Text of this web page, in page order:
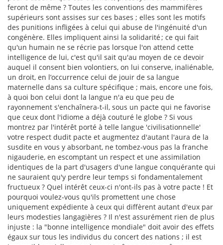
feront de même ? Toutes les conventions des mammifères
supérieurs sont assises sur ces bases ; elles sont les motifs
des punitions infligées à celui qui abuse de l'ingénuité d'un
congénère. Elles impliquent ainsi la solidarité ; ce qui fait
qu'un humain ne se récrie pas lorsque l'on attend cette
intelligence de lui, c'est qu'il sait qu'au moyen de ce devoir
auquel il consent bien volontiers, on lui conserve, inaliénable,
un droit, en l’occurrence celui de jouir de sa langue
maternelle dans sa culture spécifique ; mais, encore une fois,
à quoi bon celui dont la langue n'a eu que peu de
rayonnement s'enchaînera-t-il, sous un pacte qui ne favorise
que ceux dont l'idiome a déjà couturé le globe ? Si vous
montrez par l'intérêt porté à telle langue 'civilisationnelle'
votre respect dudit pacte et augmentez d'autant l'aura de la
susdite en vous y absorbant, ne tombez-vous pas la franche
nigauderie, en escomptant un respect et une assimilation
identiques de la part d'usagers d'une langue conquérante qui
ne sauraient qu'y perdre leur temps si fondamentalement
fructueux ? Quel intérêt ceux-ci n'ont-ils pas à votre pacte ! Et
pourquoi voulez-vous qu'ils promettent une chose
uniquement expédiente à ceux qui diffèrent autant d'eux par
leurs modesties langagières ? Il n'est assurément rien de plus
injuste : la "bonne intelligence mondiale" doit avoir des effets
égaux sur tous les individus du concert des nations ; il est